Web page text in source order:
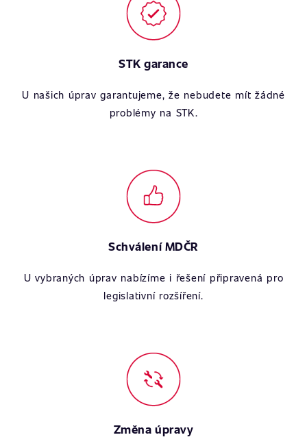
STK garance
U našich úprav garantujeme, že nebudete mít žádné
problémy na STK.
Schválení MDČR
U vybraných úprav nabízíme i řešení připravená pro
legislativní rozšíření.
Změna úpravy